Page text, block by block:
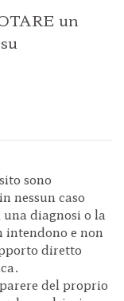
un
sono
nessun caso
diagnosi o la
e non
diretto
del proprio